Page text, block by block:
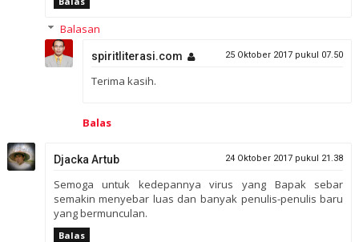
Balasan
spiritliterasi.com 25 Oktober 2017 pukul 07.50
Terima kasih.
Balas
Djacka Artub 24 Oktober 2017 pukul 21.38
Semoga untuk kedepannya virus yang Bapak sebar
semakin menyebar luas dan banyak penulis-penulis baru
yang bermunculan.
Balas